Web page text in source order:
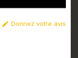
 Donnez votre avis